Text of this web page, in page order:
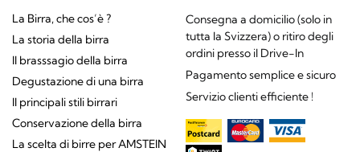
La Birra, che cos’è ?
La storia della birra
Il brasssagio della birra
Degustazione di una birra
Il principali stili birrari
Conservazione della birra
La scelta di birre per AMSTEIN
Consegna a domicilio (solo in
tutta la Svizzera) o ritiro degli
ordini presso il Drive-In
Pagamento semplice e sicuro
Servizio clienti efficiente !